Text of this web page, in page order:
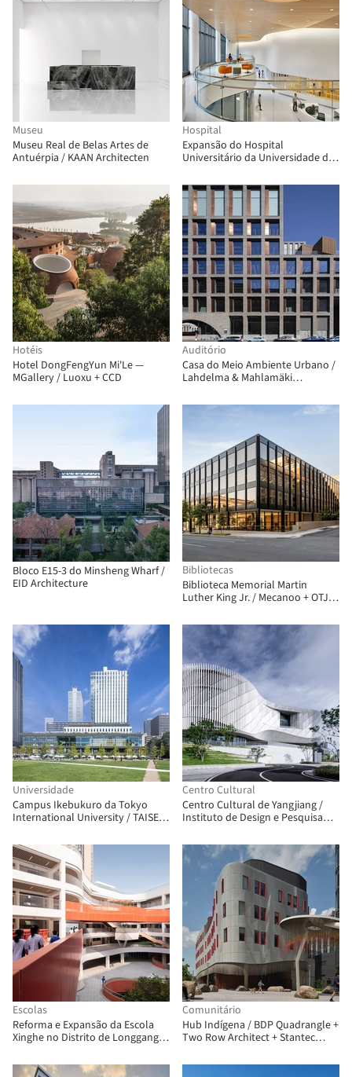
Museu
Museu Real de Belas Artes de
Antuérpia / KAAN Architecten
Hospital
Expansão do Hospital
Universitário da Universidade da
Hotéis
Hotel DongFengYun Mi'Le —
MGallery / Luoxu + CCD
Auditório
Casa do Meio Ambiente Urbano /
Lahdelma & Mahlamäki
Bloco E15-3 do Minsheng Wharf /
EID Architecture
Bibliotecas
Biblioteca Memorial Martin
Luther King Jr. / Mecanoo + OTJ
Universidade
Campus Ikebukuro da Tokyo
International University / TAISEI
Engineers
Centro Cultural
Centro Cultural de Yangjiang /
Instituto de Design e Pesquisa
Design Group
Escolas
Reforma e Expansão da Escola
Xinghe no Distrito de Longgang,
Comunitário
Hub Indígena / BDP Quadrangle +
Two Row Architect + Stantec